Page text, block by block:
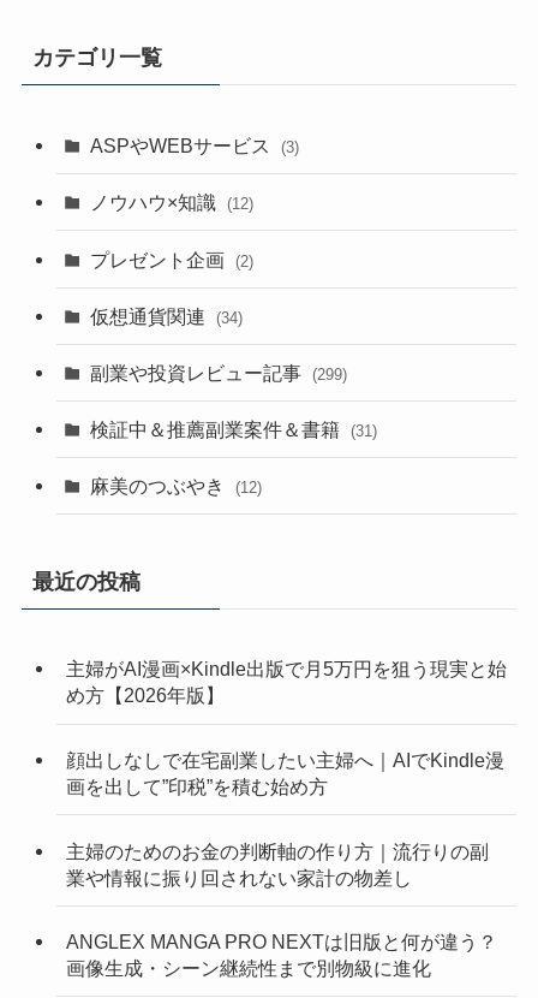
カテゴリ一覧
ASPやWEBサービス (3)
ノウハウ×知識 (12)
プレゼント企画 (2)
仮想通貨関連 (34)
副業や投資レビュー記事 (299)
検証中＆推薦副業案件＆書籍 (31)
麻美のつぶやき (12)
最近の投稿
主婦がAI漫画×Kindle出版で月5万円を狙う現実と始
め方【2026年版】
顔出しなしで在宅副業したい主婦へ｜AIでKindle漫
画を出して”印税”を積む始め方
主婦のためのお金の判断軸の作り方｜流行りの副
業や情報に振り回されない家計の物差し
ANGLEX MANGA PRO NEXTは旧版と何が違う？
画像生成・シーン継続性まで別物級に進化